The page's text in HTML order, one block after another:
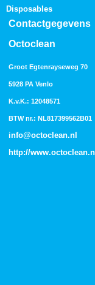
Disposables
Contactgegevens
Octoclean
Groot Egtenrayseweg 70
5928 PA Venlo
K.v.K.: 12048571
BTW nr.: NL817399562B01
info@octoclean.nl
http://www.octoclean.nl